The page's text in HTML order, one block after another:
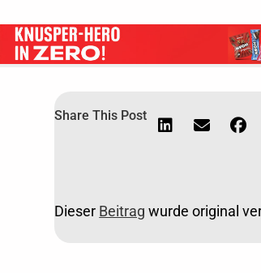
Share This Post
Dieser Beitrag wurde original